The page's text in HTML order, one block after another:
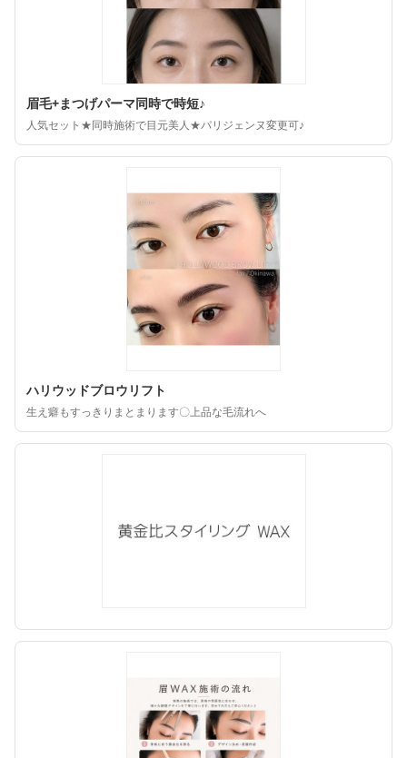
眉毛+まつげパーマ同時で時短♪
人気セット★同時施術で目元美人★パリジェンヌ変更可♪
ハリウッドブロウリフト
生え癖もすっきりまとまります〇上品な毛流れへ